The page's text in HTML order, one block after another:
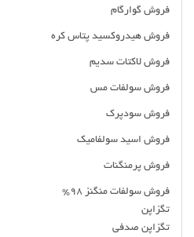
فروش گوارگام
فروش هیدروکسید پتاس کره
فروش لاکتات سدیم
فروش سولفات مس
فروش سودپرک
فروش اسید سولفامیک
فروش پرمنگنات
فروش سولفات منگنز 98%
تگزاپن
تگزاپن صدفی